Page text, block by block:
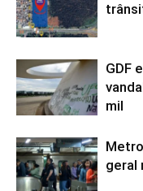
GDF
mil
geral